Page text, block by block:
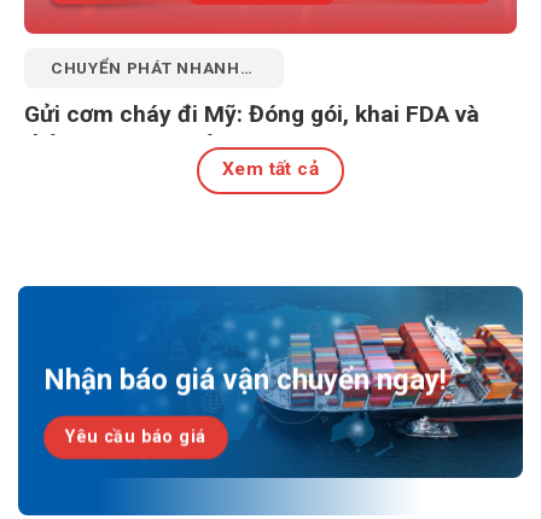
CHUYỂN PHÁT NHANH
Gửi cơm cháy đi Mỹ: Đóng gói, khai FDA và
thông quan an toàn
Xem tất cả
Nhận báo giá vận chuyển ngay!
Yêu cầu báo giá